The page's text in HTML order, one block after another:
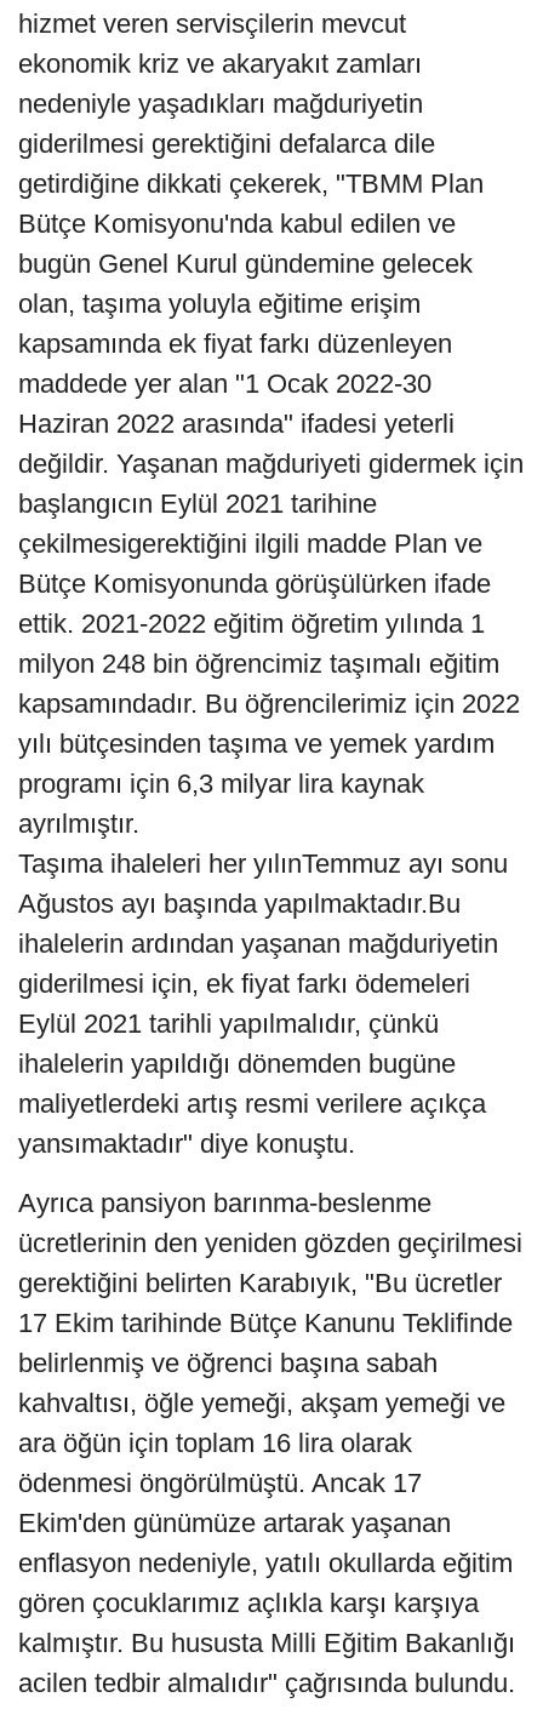
hizmet veren servisçilerin mevcut
ekonomik kriz ve akaryakıt zamları
nedeniyle yaşadıkları mağduriyetin
giderilmesi gerektiğini defalarca dile
getirdiğine dikkati çekerek, "TBMM Plan
Bütçe Komisyonu'nda kabul edilen ve
bugün Genel Kurul gündemine gelecek
olan, taşıma yoluyla eğitime erişim
kapsamında ek fiyat farkı düzenleyen
maddede yer alan "1 Ocak 2022-30
Haziran 2022 arasında" ifadesi yeterli
değildir. Yaşanan mağduriyeti gidermek için
başlangıcın Eylül 2021 tarihine
çekilmesigerektiğini ilgili madde Plan ve
Bütçe Komisyonunda görüşülürken ifade
ettik. 2021-2022 eğitim öğretim yılında 1
milyon 248 bin öğrencimiz taşımalı eğitim
kapsamındadır. Bu öğrencilerimiz için 2022
yılı bütçesinden taşıma ve yemek yardım
programı için 6,3 milyar lira kaynak
ayrılmıştır.
Taşıma ihaleleri her yılınTemmuz ayı sonu
Ağustos ayı başında yapılmaktadır.Bu
ihalelerin ardından yaşanan mağduriyetin
giderilmesi için, ek fiyat farkı ödemeleri
Eylül 2021 tarihli yapılmalıdır, çünkü
ihalelerin yapıldığı dönemden bugüne
maliyetlerdeki artış resmi verilere açıkça
yansımaktadır" diye konuştu.
Ayrıca pansiyon barınma-beslenme
ücretlerinin den yeniden gözden geçirilmesi
gerektiğini belirten Karabıyık, "Bu ücretler
17 Ekim tarihinde Bütçe Kanunu Teklifinde
belirlenmiş ve öğrenci başına sabah
kahvaltısı, öğle yemeği, akşam yemeği ve
ara öğün için toplam 16 lira olarak
ödenmesi öngörülmüştü. Ancak 17
Ekim'den günümüze artarak yaşanan
enflasyon nedeniyle, yatılı okullarda eğitim
gören çocuklarımız açlıkla karşı karşıya
kalmıştır. Bu hususta Milli Eğitim Bakanlığı
acilen tedbir almalıdır" çağrısında bulundu.